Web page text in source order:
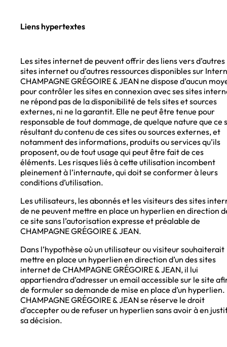
Liens hypertextes
Les sites internet de peuvent offrir des liens vers d’autres
sites internet ou d’autres ressources disponibles sur
CHAMPAGNE GRÉGOIRE & JEAN ne dispose d’aucun
pour contrôler les sites en connexion avec ses sites
ne répond pas de la disponibilité de tels sites et sources
externes, ni ne la garantit. Elle ne peut être tenue pour
responsable de tout dommage, de quelque nature que ce
résultant du contenu de ces sites ou sources externes, et
notamment des informations, produits ou services qu’ils
proposent, ou de tout usage qui peut être fait de ces
éléments. Les risques liés à cette utilisation incombent
pleinement à l’internaute, qui doit se conformer à leurs
conditions d’utilisation.
Les utilisateurs, les abonnés et les visiteurs des sites
de ne peuvent mettre en place un hyperlien en direction
ce site sans l’autorisation expresse et préalable de
CHAMPAGNE GRÉGOIRE & JEAN.
Dans l’hypothèse où un utilisateur ou visiteur souhaiterait
mettre en place un hyperlien en direction d’un des sites
internet de CHAMPAGNE GRÉGOIRE & JEAN, il lui
appartiendra d’adresser un email accessible sur le site
de formuler sa demande de mise en place d’un hyperlien.
CHAMPAGNE GRÉGOIRE & JEAN se réserve le droit
d’accepter ou de refuser un hyperlien sans avoir à en
sa décision.